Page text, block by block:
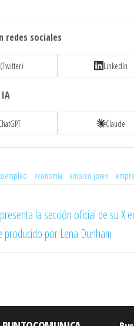
redes sociales
LinkedIn
Claude
economía empleo joven
la sección oficial de su X
producido por Lena Dunham